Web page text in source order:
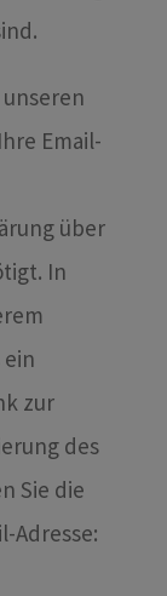
Email-
über
In
zur
des
Sie die
Adresse: